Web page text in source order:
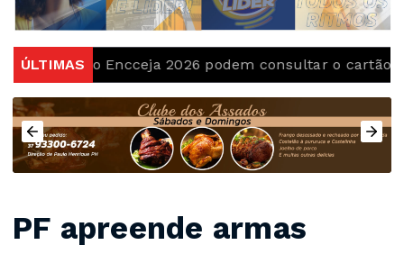
ÚLTIMAS
do Encceja 2026 podem consultar o cartão de
PF apreende armas